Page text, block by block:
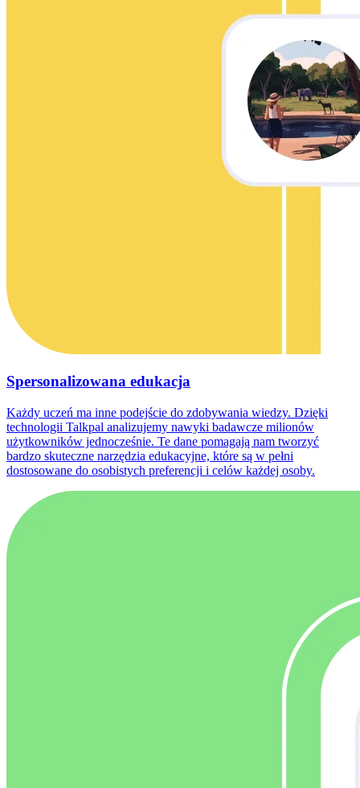
Spersonalizowana edukacja
Każdy uczeń ma inne podejście do zdobywania wiedzy. Dzięki
technologii Talkpal analizujemy nawyki badawcze milionów
użytkowników jednocześnie. Te dane pomagają nam tworzyć
bardzo skuteczne narzędzia edukacyjne, które są w pełni
dostosowane do osobistych preferencji i celów każdej osoby.